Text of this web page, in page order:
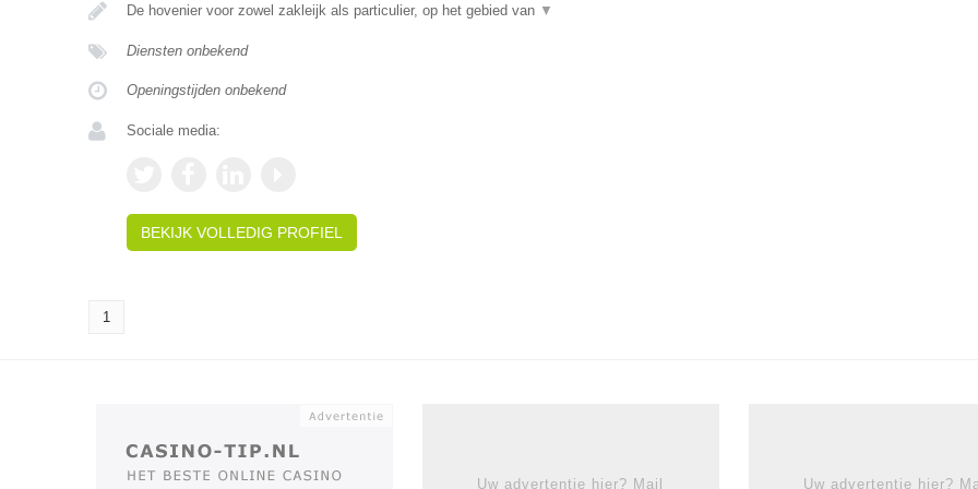
De hovenier voor zowel zakleijk als particulier, op het gebied van ▼
Diensten onbekend
Openingstijden onbekend
Sociale media:
BEKIJK VOLLEDIG PROFIEL
1
Uw advertentie hier? Mail Uw advertentie hier?